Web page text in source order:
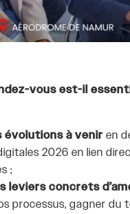
vous est-il
évolutions à veniren
2026 en lien
;
leviers concrets
processus, gagner du